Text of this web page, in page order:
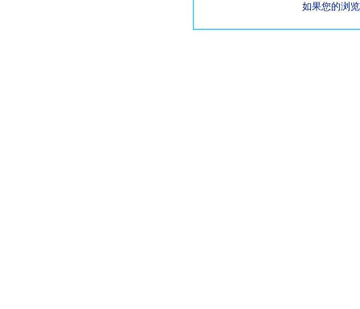
如果您的浏